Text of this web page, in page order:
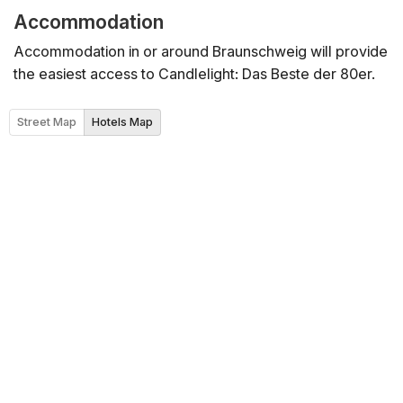
Accommodation
Accommodation in or around Braunschweig will provide
the easiest access to Candlelight: Das Beste der 80er.
Street Map Hotels Map